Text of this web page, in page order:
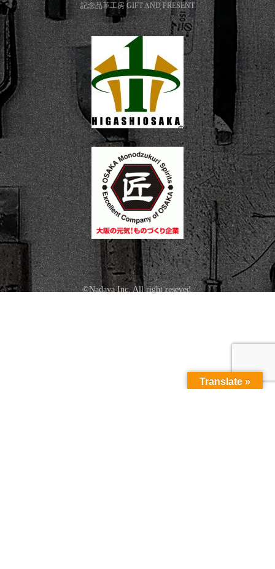
記念品革工房 GIFT AND PRESENT
©Nadaya Inc. All right reseved.
Translate »